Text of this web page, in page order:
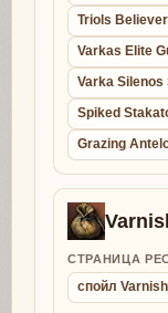
Triols
Varkas Elite
Varka Silenos
Spiked
Grazing
СТРАНИЦА
спойл